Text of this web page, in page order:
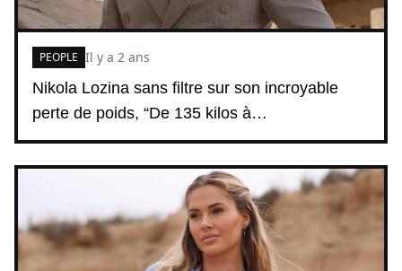
Nikola Lozina sans filtre sur son incroyable
perte de poids, “De 135 kilos à…
PEOPLE Il y a 2 ans